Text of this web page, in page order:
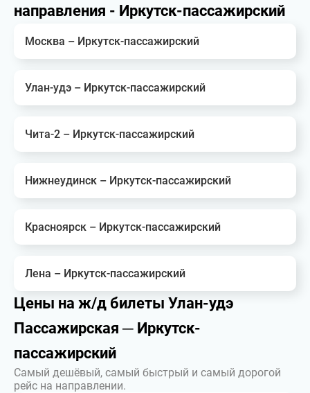
направления - Иркутск-пассажирский
Москва – Иркутск-пассажирский
Улан-удэ – Иркутск-пассажирский
Чита-2 – Иркутск-пассажирский
Нижнеудинск – Иркутск-пассажирский
Красноярск – Иркутск-пассажирский
Лена – Иркутск-пассажирский
Цены на ж/д билеты Улан-удэ
Пассажирская ─ Иркутск-
пассажирский
Самый дешёвый, самый быстрый и самый дорогой
рейс на направлении.